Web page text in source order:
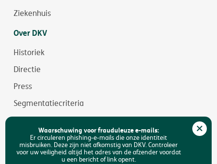
Ziekenhuis
Over DKV
Historiek
Directie
Press
Segmentatiecriteria
Jobs
Duurzaamheid
Toegankelijkheid
Waarschuwing voor frauduleuze e-mails:
Er circuleren phishing-e-mails die onze identiteit
misbruiken. Deze zijn niet afkomstig van DKV. Controleer
voor uw veiligheid altijd het adres van de afzender voordat
u een bericht of link opent.